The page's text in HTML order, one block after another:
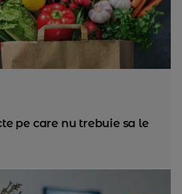
pe care nu trebuie sa le